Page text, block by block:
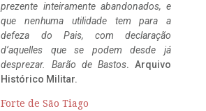
prezente inteiramente abandonados, e
que nenhuma utilidade tem para a
defeza do Pais, com declaração
d’aquelles que se podem desde já
desprezar. Barão de Bastos. Arquivo
Histórico Militar.
Forte de São Tiago